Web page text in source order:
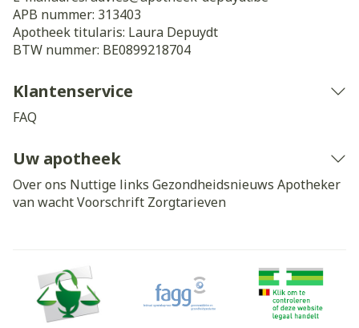
APB nummer: 313403
Apotheek titularis: Laura Depuydt
BTW nummer: BE0899218704
Klantenservice
FAQ
Uw apotheek
Over ons Nuttige links Gezondheidsnieuws Apotheker
van wachtVoorschrift Zorgtarieven